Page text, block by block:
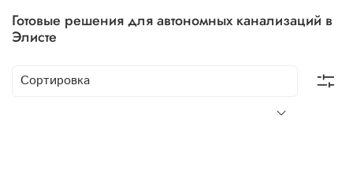
Готовые решения для автономных канализаций в
Элисте